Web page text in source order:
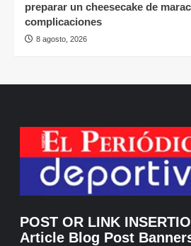
preparar un cheesecake de
complicaciones
8 agosto, 2026
POST OR LINK
Article Blog Post